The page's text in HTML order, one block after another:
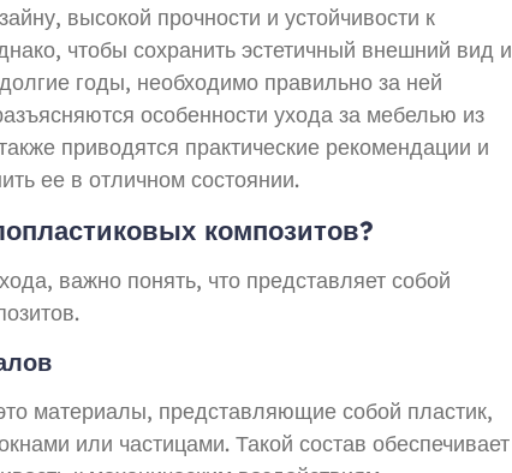
высокой прочности и устойчивости к
чтобы сохранить эстетичный внешний вид и
годы, необходимо правильно за ней
особенности ухода за мебелью из
приводятся практические рекомендации и
ее в отличном состоянии.
композитов?
важно понять, что представляет собой
материалы, представляющие собой пластик,
или частицами. Такой состав обеспечивает